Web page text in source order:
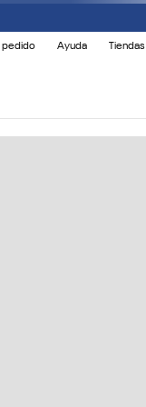
pedido Ayuda Tiendas